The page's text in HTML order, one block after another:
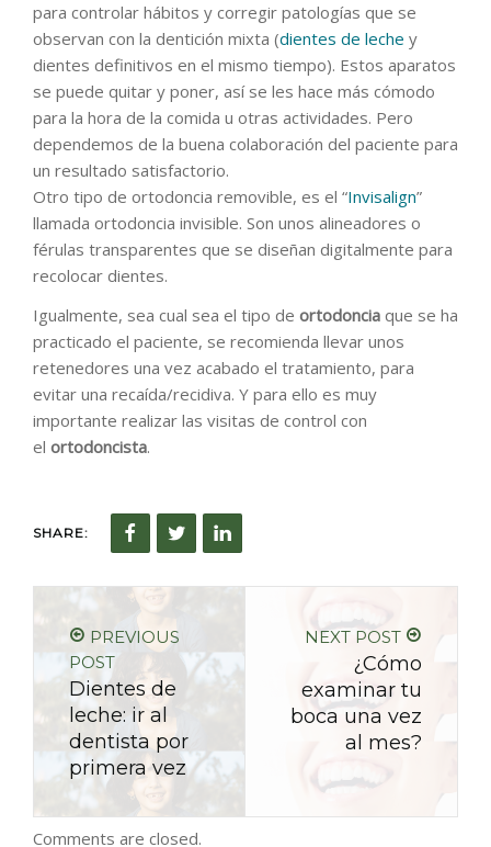
para controlar hábitos y corregir patologías que se
observan con la dentición mixta (dientes de leche y
dientes definitivos en el mismo tiempo). Estos aparatos
se puede quitar y poner, así se les hace más cómodo
para la hora de la comida u otras actividades. Pero
dependemos de la buena colaboración del paciente para
un resultado satisfactorio.
Otro tipo de ortodoncia removible, es el “Invisalign”
llamada ortodoncia invisible. Son unos alineadores o
férulas transparentes que se diseñan digitalmente para
recolocar dientes.
Igualmente, sea cual sea el tipo de ortodoncia que se ha
practicado el paciente, se recomienda llevar unos
retenedores una vez acabado el tratamiento, para
evitar una recaída/recidiva. Y para ello es muy
importante realizar las visitas de control con
el ortodoncista.
SHARE:
PREVIOUS
POST
Dientes de
leche: ir al
dentista por
primera vez
NEXT POST
¿Cómo
examinar tu
boca una vez
al mes?
Comments are closed.